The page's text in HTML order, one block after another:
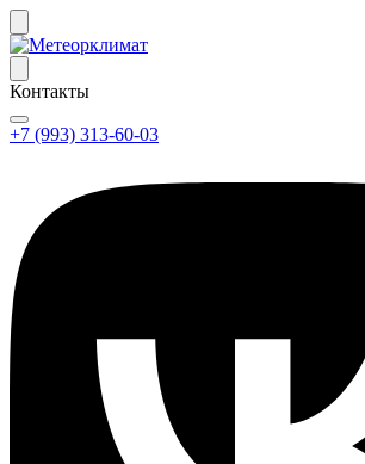
Контакты
+7 (993) 313-60-03